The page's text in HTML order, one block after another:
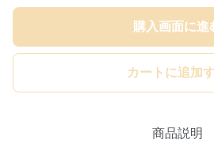
購入画面に進
カートに追加
商品説明